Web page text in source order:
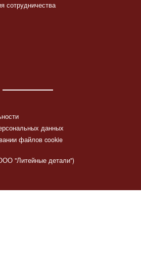
сотрудничества
данных
файлов cookie
"Литейные детали")